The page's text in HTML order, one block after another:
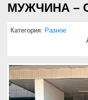
МУЖЧИНА –
Категория: Разное